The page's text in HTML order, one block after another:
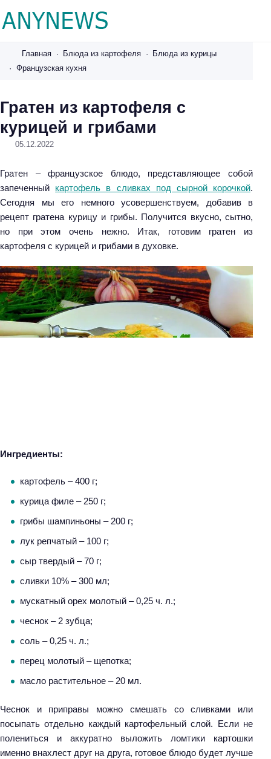
w
s
u
Главная Блюда из картофеля
Блюда из курицы
Французская кухня
Гратен из картофеля с
курицей и грибами
05.12.2022
Гратен – французское блюдо, представляющее собой
запеченный картофель в сливках под сырной корочкой.
Сегодня мы его немного усовершенствуем, добавив в
рецепт гратена курицу и грибы. Получится вкусно, сытно,
но при этом очень нежно. Итак, готовим гратен из
картофеля с курицей и грибами в духовке.
Ингредиенты:
картофель – 400 г;
курица филе – 250 г;
грибы шампиньоны – 200 г;
лук репчатый – 100 г;
сыр твердый – 70 г;
сливки 10% – 300 мл;
мускатный орех молотый – 0,25 ч. л.;
чеснок – 2 зубца;
соль – 0,25 ч. л.;
перец молотый – щепотка;
масло растительное – 20 мл.
Чеснок и приправы можно смешать со сливками или
посыпать отдельно каждый картофельный слой. Если не
полениться и аккуратно выложить ломтики картошки
именно внахлест друг на друга, готовое блюдо будет лучше